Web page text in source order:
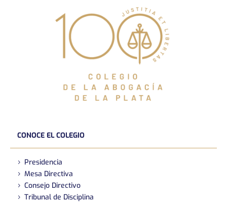
CONOCE EL COLEGIO
Presidencia
Mesa Directiva
Consejo Directivo
Tribunal de Disciplina